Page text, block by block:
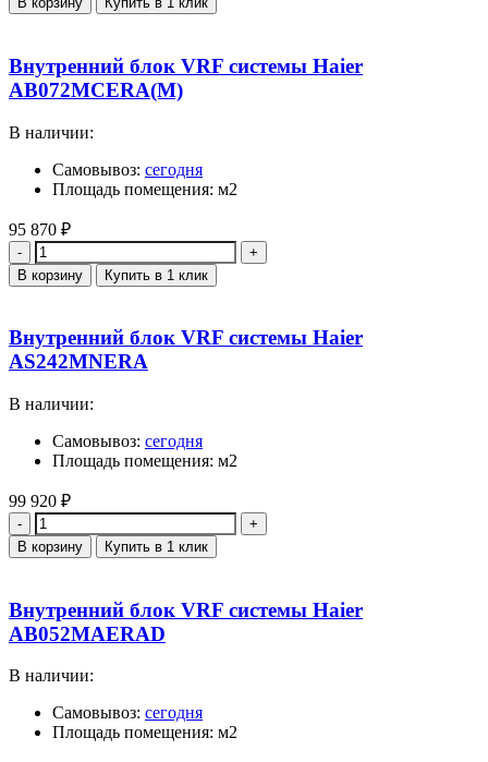
Внутренний блок VRF системы Haier
AB072MCERA(M)
В наличии:
Самовывоз: сегодня
Площадь помещения: м2
95 870 ₽
Количество
В корзину Купить в 1 клик
Внутренний блок VRF системы Haier
AS242MNERA
В наличии:
Самовывоз: сегодня
Площадь помещения: м2
99 920 ₽
Количество
В корзину Купить в 1 клик
Внутренний блок VRF системы Haier
AB052MAERAD
В наличии:
Самовывоз: сегодня
Площадь помещения: м2